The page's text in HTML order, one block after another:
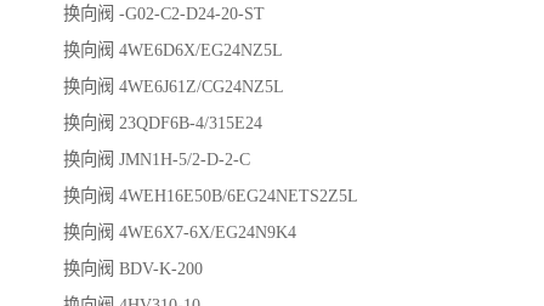
换向阀 -G02-C2-D24-20-ST
换向阀 4WE6D6X/EG24NZ5L
换向阀 4WE6J61Z/CG24NZ5L
换向阀 23QDF6B-4/315E24
换向阀 JMN1H-5/2-D-2-C
换向阀 4WEH16E50B/6EG24NETS2Z5L
换向阀 4WE6X7-6X/EG24N9K4
换向阀 BDV-K-200